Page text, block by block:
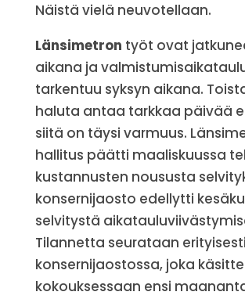
Näistä vielä neuvotellaan.
Länsimetron työt ovat
aikana ja
tarkentuu syksyn aikana.
haluta antaa tarkkaa päivää
siitä on täysi varmuus.
hallitus päätti maaliskuussa
kustannusten noususta
konsernijaosto edellytti
selvitystä
Tilannetta seurataan erityisesti
konsernijaostossa, joka
kokouksessaan ensi